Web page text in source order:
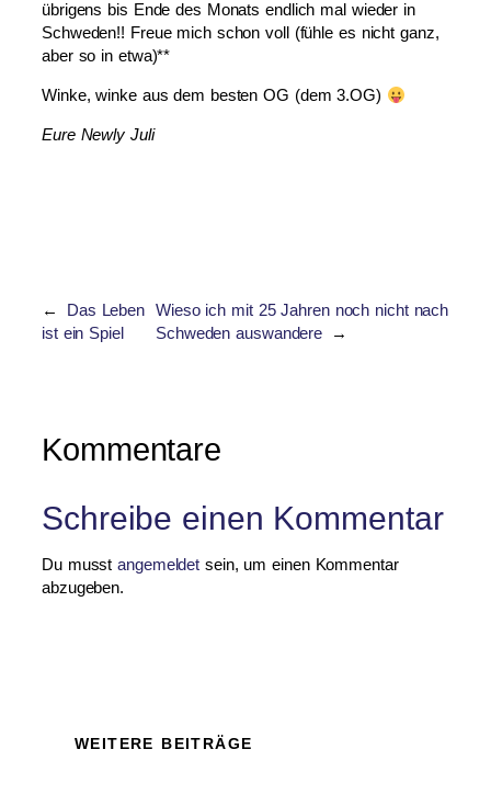
übrigens bis Ende des Monats endlich mal wieder in
Schweden!! Freue mich schon voll (fühle es nicht ganz,
aber so in etwa)**
Winke, winke aus dem besten OG (dem 3.OG)
Eure Newly Juli
←
Das Leben
ist ein Spiel
Wieso ich mit 25 Jahren noch nicht nach
Schweden auswandere
→
Kommentare
Schreibe einen Kommentar
Du musstangemeldet sein, um einen Kommentar
abzugeben.
WEITERE BEITRÄGE